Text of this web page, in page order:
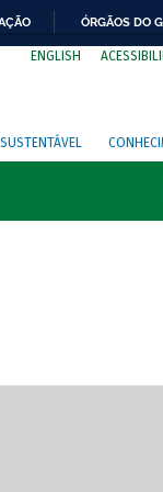
ÓRGÃOS DO
ENGLISH
tela